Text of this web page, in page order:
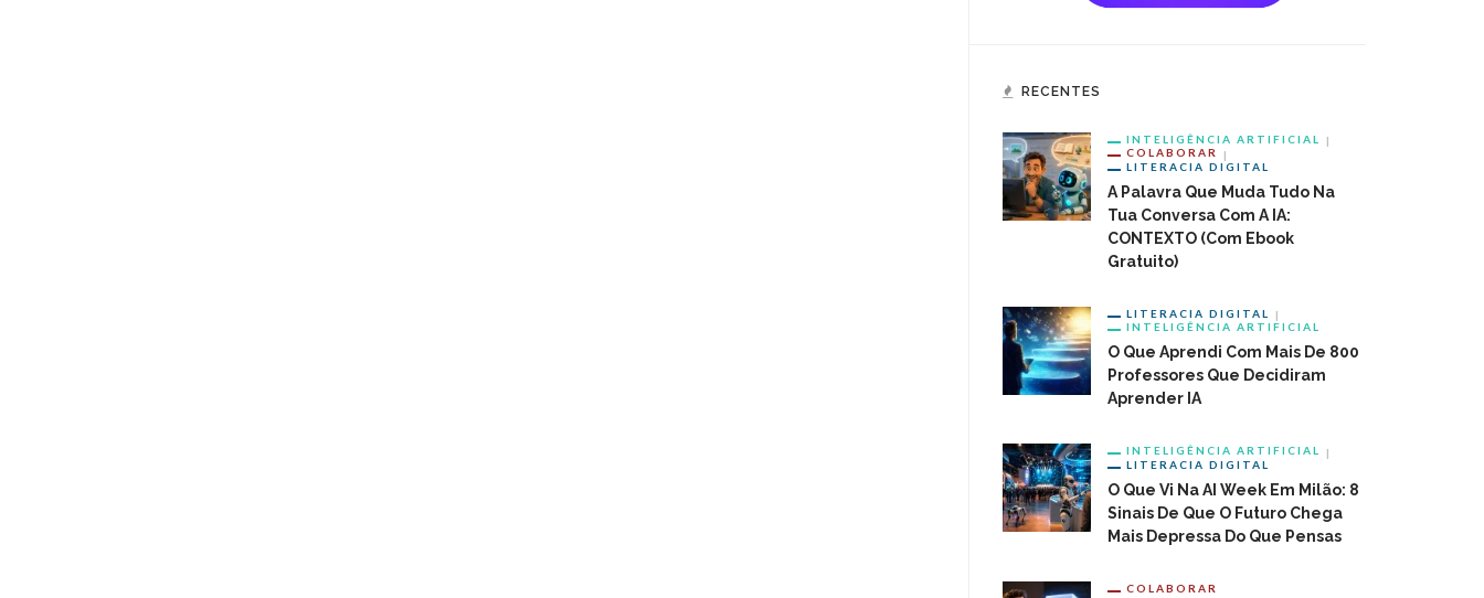
RECENTES
INTELIGÊNCIA ARTIFICIAL
COLABORAR
LITERACIA DIGITAL
A Palavra Que Muda Tudo Na
Tua Conversa Com A IA:
CONTEXTO (com Ebook
Gratuito)
LITERACIA DIGITAL
INTELIGÊNCIA ARTIFICIAL
O Que Aprendi Com Mais De 800
Professores Que Decidiram
Aprender IA
INTELIGÊNCIA ARTIFICIAL
LITERACIA DIGITAL
O Que Vi Na AI Week Em Milão: 8
Sinais De Que O Futuro Chega
Mais Depressa Do Que Pensas
COLABORAR